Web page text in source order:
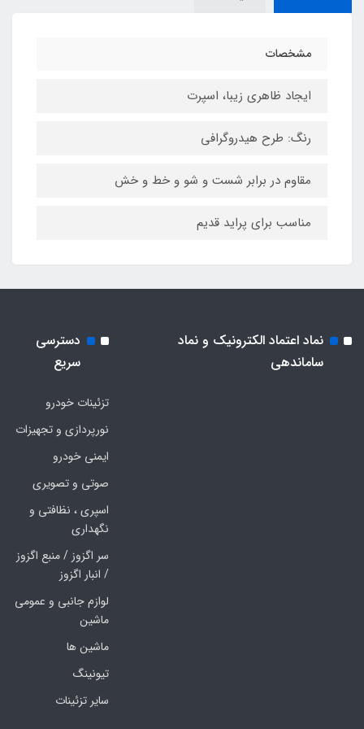
مشخصات
ایجاد ظاهری زیبا، اسپرت
رنگ: طرح هیدروگرافی
مقاوم در برابر شست و شو و خط و خش
مناسب برای پراید قدیم
نماد اعتماد الکترونیک و نماد
ساماندهی
دسترسی
سریع
تزئینات خودرو
نورپردازی و تجهیزات
ایمنی خودرو
صوتی و تصویری
اسپری ، نظافتی و
نگهداری
سر اگزوز / منبع اگزوز
/ انبار اگزوز
لوازم جانبی و عمومی
ماشین
ماشین ها
تیونینگ
سایر تزئینات